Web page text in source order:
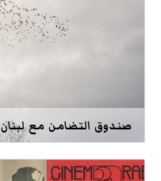
صندوق التضامن مع لبنان